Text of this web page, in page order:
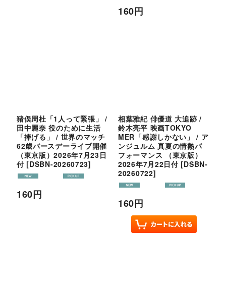
160円
猪俣周杜「1人って緊張」 /
田中麗奈 役のために生活
「捧げる」 / 世界のマッチ
62歳バースデーライブ開催
（東京版）2026年7月23日
付 [DSBN-20260723]
160円
相葉雅紀 俳優道 大追跡 /
鈴木亮平 映画TOKYO
MER「感謝しかない」 / ア
ンジュルム 真夏の情熱パ
フォーマンス （東京版）
2026年7月22日付 [DSBN-
20260722]
160円